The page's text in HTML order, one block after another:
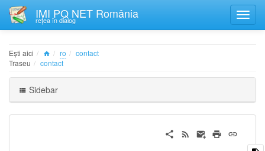
IMI PQ NET România
rețea în dialog
Ești aici ro
contact
Traseu
contact
Sidebar